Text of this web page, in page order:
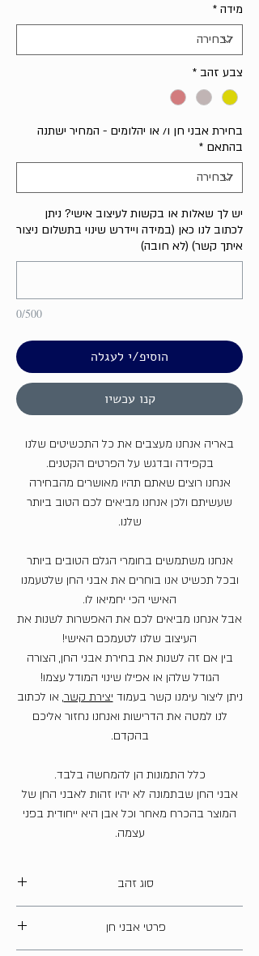
מידה *
צבע זהב *
בחירת אבני חן ו/ או יהלומים - המחיר ישתנה
בהתאם *
יש לך שאלות או בקשות לעיצוב אישי? ניתן
לכתוב לנו כאן (במידה ויידרש שינוי בתשלום ניצור
איתך קשר) (לא חובה)
0/500
הוסיפ/י לעגלה
קנו עכשיו
באריה אנחנו מעצבים את כל התכשיטים שלנו
בקפידה ובדגש על הפרטים הקטנים.
אנחנו רוצים שאתם תהיו מאושרים מהבחירה
שעשיתם ולכן אנחנו מביאים לכם הטוב ביותר
שלנו.
אנחנו משתמשים בחומרי הגלם הטובים ביותר
ובכל תכשיט אנו בוחרים את אבני החן שלטעמנו
האישי הכי יחמיאו לו.
אבל אנחנו מביאים לכם את האפשרות לשנות את
העיצוב שלנו לטעמכם האישי!
בין אם זה לשנות את בחירת אבני החן, הצורה
הגודל שלהן או אפילו שינוי המודל עצמו!
ניתן ליצור עימנו קשר בעמוד יצירת קשר, או לכתוב
לנו למטה את הדרישות ואנחנו נחזור אליכם
בהקדם.
כלל התמונות הן להמחשה בלבד.
אבני החן שבתמונה לא יהיו זהות לאבני החן של
המוצר בהכרח מאחר וכל אבן היא ייחודית בפני
עצמה.
סוג זהב
פרטי אבני חן